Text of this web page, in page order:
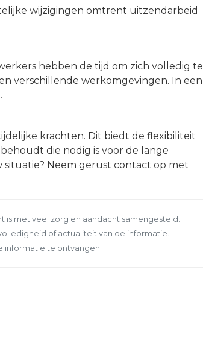
wijzigingen omtrent uitzendarbeid
hebben de tijd om zich volledig te
verschillende werkomgevingen. In een
krachten. Dit biedt de flexibiliteit
die nodig is voor de lange
situatie? Neem gerust contact op met
is met veel zorg en aandacht samengesteld.
of actualiteit van de informatie.
informatie te ontvangen.